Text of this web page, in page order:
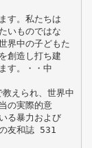
す。私たちは
いものではな
界中の子どもた
創造し打ち建
す。・・中
えられ、世界中
の実際的意
る暴力および
友和誌 531